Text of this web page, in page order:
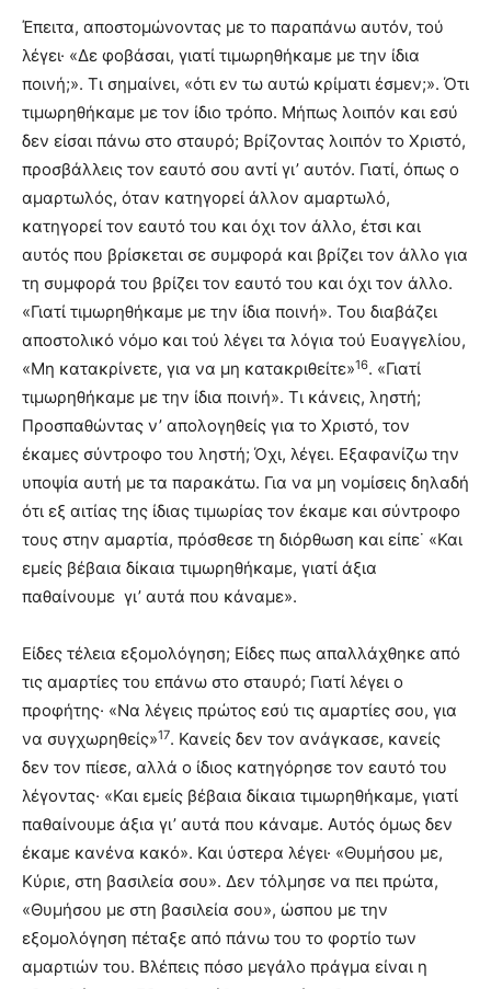
Έπειτα, αποστομώνοντας με το παραπάνω αυτόν, τού
λέγει· «Δε φοβάσαι, γιατί τιμωρηθήκαμε με την ίδια
ποινή;». Τι σημαίνει, «ότι εν τω αυτώ κρίματι έσμεν;». Ότι
τιμωρηθήκαμε με τον ίδιο τρόπο. Μήπως λοιπόν και εσύ
δεν είσαι πάνω στο σταυρό; Βρίζοντας λοιπόν το Χριστό,
προσβάλλεις τον εαυτό σου αντί γι’ αυτόν. Γιατί, όπως ο
αμαρτωλός, όταν κατηγορεί άλλον αμαρτωλό,
κατηγορεί τον εαυτό του και όχι τον άλλο, έ­τσι και
αυτός που βρίσκεται σε συμφορά και βρίζει τον άλλο για
τη συμφορά του βρίζει τον εαυτό του και όχι τον άλλο.
«Γιατί τιμωρηθήκαμε με την ίδια ποινή». Του διαβάζει
αποστολικό νόμο και τού λέγει τα λόγια τού Ευαγγελίου,
«Μη κατακρίνετε, για να μη κατακριθείτε»16. «Γιατί
τιμωρηθήκαμε με την ίδια ποινή». Τι κάνεις, ληστή;
Προσπαθώντας ν’ απολογηθείς για το Χριστό, τον
έκαμες σύντροφο του ληστή; Όχι, λέγει. Εξαφανίζω την
υποψία αυτή με τα παρακάτω. Για να μη νομίσεις δηλαδή
ότι εξ αιτίας της ίδιας τιμωρίας τον έκαμε και σύντροφο
τους στην αμαρτία, πρόσθεσε τη διόρθωση και είπε˙ «Και
εμείς βέβαια δίκαια τιμωρηθήκαμε, γιατί άξια
παθαίνουμε γι’ αυτά που κάναμε».
Είδες τέλεια εξομολόγηση; Είδες πως απαλλάχθηκε από
τις αμαρτίες του επάνω στο σταυρό; Γιατί λέγει ο
προφήτης· «Να λέγεις πρώτος εσύ τις αμαρτίες σου, για
να συγχωρηθείς»17. Κανείς δεν τον ανάγκασε, κανείς
δεν τον πίεσε, αλλά ο ίδιος κατηγόρησε τον εαυτό του
λέγοντας· «Και εμείς βέβαια δίκαια τιμωρηθήκαμε, γιατί
παθαίνουμε άξια γι’ αυτά που κάναμε. Αυτός όμως δεν
έκαμε κανένα κακό». Και ύστερα λέγει· «Θυμήσου με,
Κύριε, στη βασιλεία σου». Δεν τόλμησε να πει πρώτα,
«Θυμήσου με στη βασιλεία σου», ώσπου με την
εξομολόγηση πέταξε από πάνω του το φορτίο των
αμαρτιών του. Βλέπεις πόσο μεγάλο πράγμα είναι η